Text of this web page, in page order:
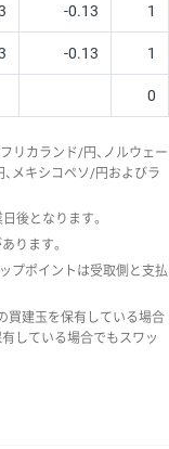
-0.13 1
-0.13 1
0
リカランド/円、ノルウェー
メキシコペソ/円およびラ
後となります。
ります。
プポイントは受取側と支払
買建玉を保有している場合
している場合でもスワッ